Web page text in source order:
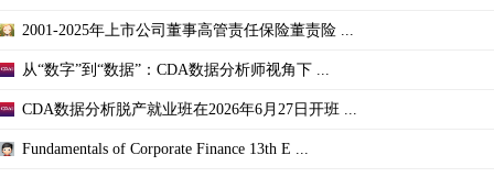
2001-2025年上市公司董事高管责任保险董责险 ...
从“数字”到“数据”：CDA数据分析师视角下 ...
CDA数据分析脱产就业班在2026年6月27日开班 ...
Fundamentals of Corporate Finance 13th E ...